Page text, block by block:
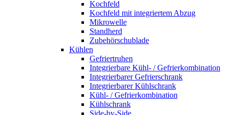
Kochfeld
Kochfeld mit integriertem Abzug
Mikrowelle
Standherd
Zubehörschublade
Kühlen
Gefriertruhen
Integrierbare Kühl- / Gefrierkombination
Integrierbarer Gefrierschrank
Integrierbarer Kühlschrank
Kühl- / Gefrierkombination
Kühlschrank
Side-by-Side